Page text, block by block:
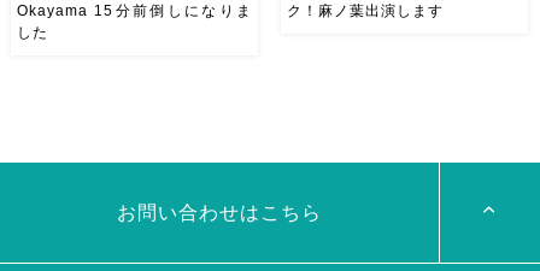
踊ってくれます♡ 東京から参
かしの曲をソロ踊ります […]
Okayama 15分前倒しになりま
した
ました
どんなふうに紹介され
ていただけるそう […]
ク！麻ノ葉出演します
お問い合わせはこちら